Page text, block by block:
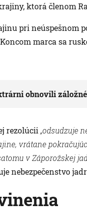
ktorá členom
pri neúspešnom
marca sa
obnovili
rezolúcii „odsudzuje
vrátane
v Záporožskej
nebezpečenstvo